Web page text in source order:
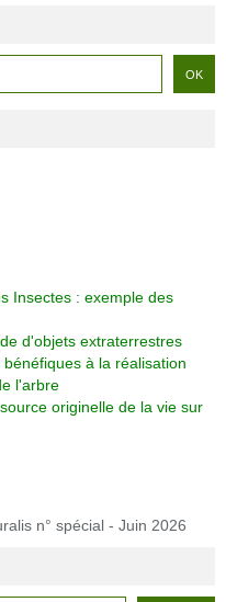
Insectes : exemple des
d'objets extraterrestres
à la réalisation
l'arbre
originelle de la vie sur
n° spécial - Juin 2026